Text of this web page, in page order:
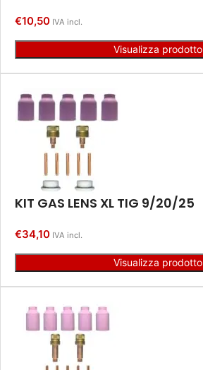
€10,50 IVA incl.
Visualizza prodotto
KIT GAS LENS XL TIG 9/20/25
€34,10 IVA incl.
Visualizza prodotto